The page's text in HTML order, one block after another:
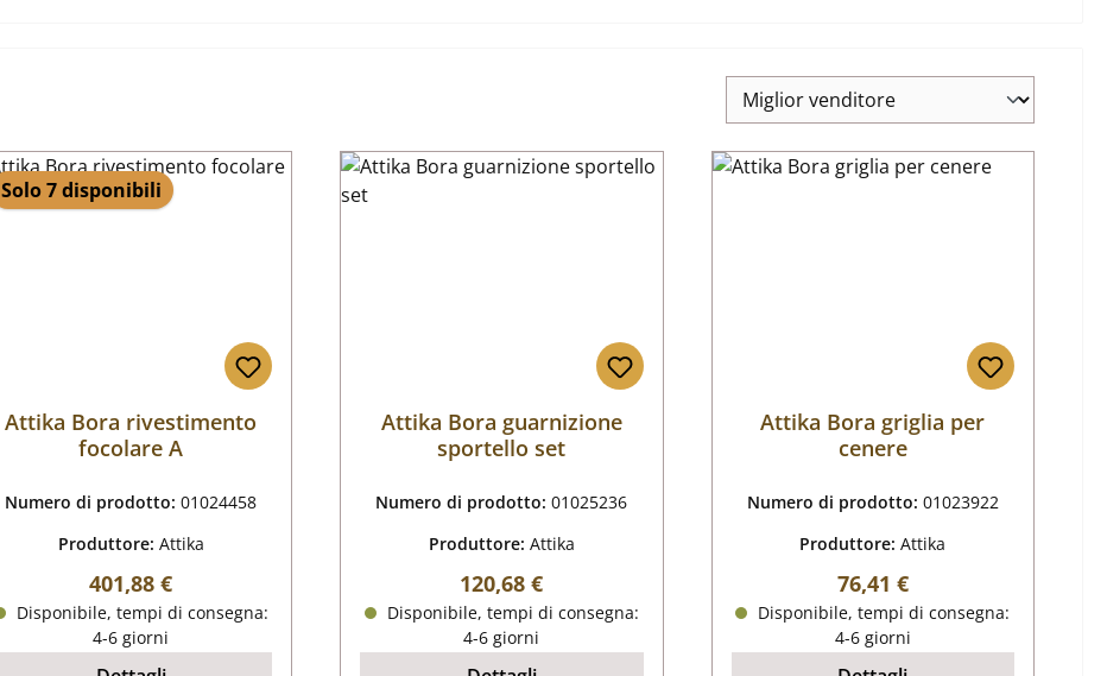
Solo 7 disponibili
Attika Bora rivestimento
focolare A
Numero di prodotto:01024458
Produttore: Attika
Prezzo normale:
401,88 €
Disponibile, tempi di consegna:
4-6 giorni
Attika Bora guarnizione
sportello set
Numero di prodotto:01025236
Produttore: Attika
Prezzo normale:
120,68 €
Disponibile, tempi di consegna:
4-6 giorni
Attika Bora griglia per
cenere
Numero di prodotto: 01023922
Produttore:Attika
Prezzo normale:
76,41 €
Disponibile, tempi di consegna:
4-6 giorni